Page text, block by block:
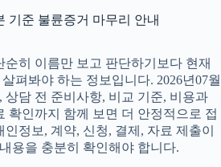
기준 불륜증거 마무리 안내
히 이름만 보고 판단하기보다 현재
펴봐야 하는 정보입니다. 2026년07월
상담 전 준비사항, 비교 기준, 비용과
확인까지 함께 보면 더 안정적으로 접
정보, 계약, 신청, 결제, 자료 제출이
용을 충분히 확인해야 합니다.